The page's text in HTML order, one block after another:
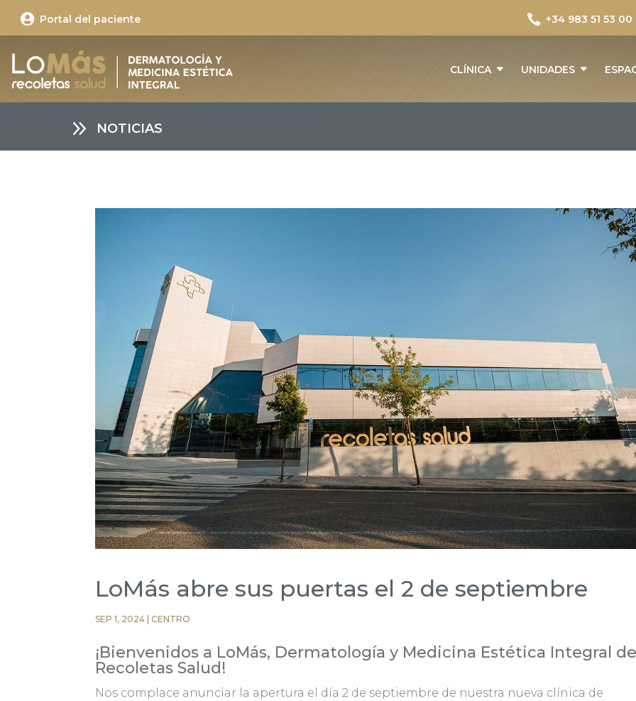
 Portal del paciente  +34 983 51 53 00
CLÍNICA UNIDADES
9 NOTICIAS
LoMás abre sus puertas el 2 de septiembre
SEP 1, 2024 |CENTRO
¡Bienvenidos a LoMás, Dermatología y Medicina Estética Integral de
Recoletas Salud!
Nos complace anunciar la apertura el día 2 de septiembre de nuestra nueva clínica de